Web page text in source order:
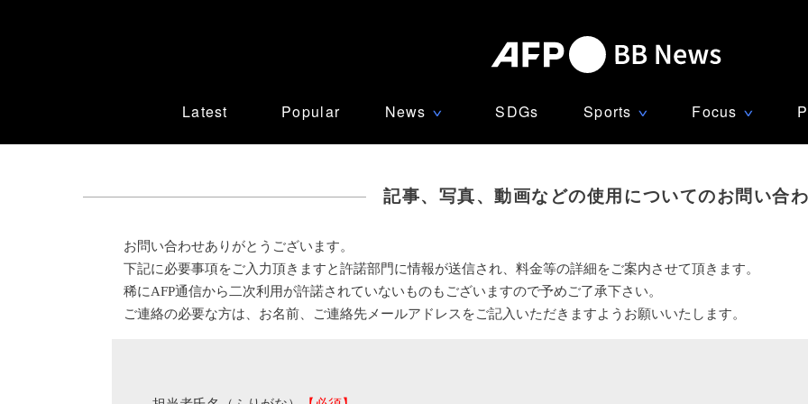
Latest Popular News ∨ SDGs Sports ∨ Focus ∨
記事、写真、動画などの使用についてのお問い合
お問い合わせありがとうございます。
下記に必要事項をご入力頂きますと許諾部門に情報が送信され、料金等の詳細をご案内させて頂きます。
稀にAFP通信から二次利用が許諾されていないものもございますので予めご了承下さい。
ご連絡の必要な方は、お名前、ご連絡先メールアドレスをご記入いただきますようお願いいたします。